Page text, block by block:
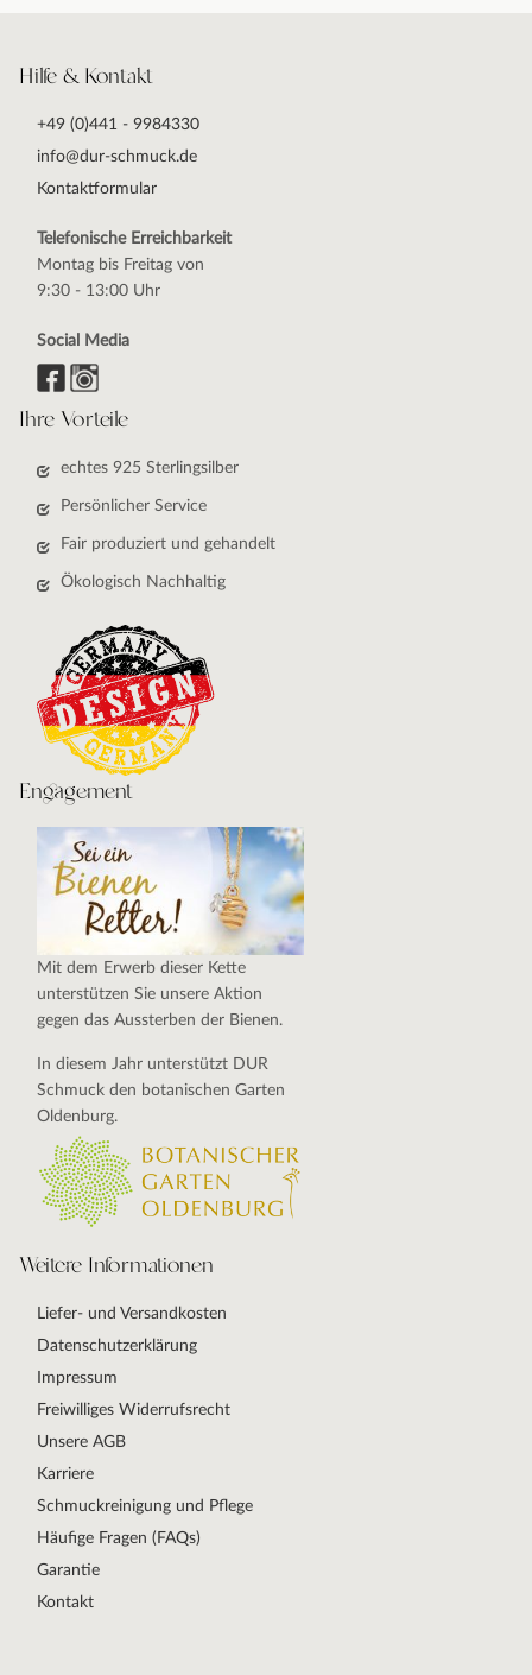
Hilfe & Kontakt
+49 (0)441 - 9984330
info@dur-schmuck.de
Kontaktformular
Telefonische Erreichbarkeit
Montag bis Freitag von
9:30 - 13:00 Uhr
Social Media
Ihre Vorteile
echtes 925 Sterlingsilber
Persönlicher Service
Fair produziert und gehandelt
Ökologisch Nachhaltig
Engagement
Mit dem Erwerb dieser Kette
unterstützen Sie unsere Aktion
gegen das Aussterben der Bienen.
In diesem Jahr unterstützt DUR
Schmuck den botanischen Garten
Oldenburg.
Weitere Informationen
Liefer- und Versandkosten
Datenschutzerklärung
Impressum
Freiwilliges Widerrufsrecht
Unsere AGB
Karriere
Schmuckreinigung und Pflege
Häufige Fragen (FAQs)
Garantie
Kontakt